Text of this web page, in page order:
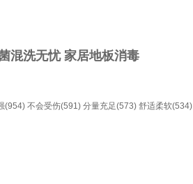
混洗无忧 家居地板消毒
(954) 不会受伤(591) 分量充足(573) 舒适柔软(534)